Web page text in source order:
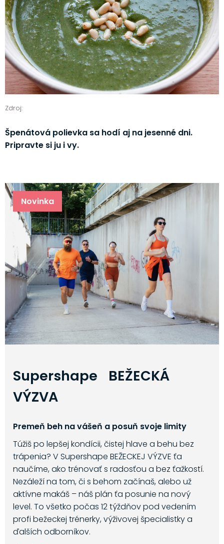
Zdroj:
Špenátová polievka sa hodí aj na jesenné dni.
Pripravte si ju i vy.
Novinka
Supershape BEŽECKÁ
VÝZVA
Premeň beh na vášeň a posuň svoje limity
Túžiš po lepšej kondícii, čistej hlave a behu bez
trápenia? V Supershape BEŽECKEJ VÝZVE ťa
naučíme, ako trénovať s radosťou a bez ťažkostí.
Nezáleží na tom, či s behom začínaš, alebo už
aktívne makáš – náš plán ťa posunie na nový
level. To všetko počas 12 týždňov pod vedením
profi bežeckej trénerky, výživovej špecialistky a
ďalších odborníkov.